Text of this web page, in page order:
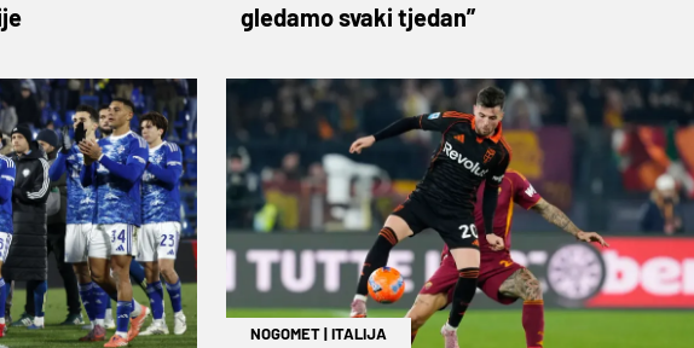
gledamo svaki tjedan”
NOGOMET|ITALIJA